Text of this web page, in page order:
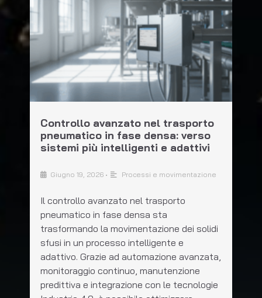
Controllo avanzato nel trasporto
pneumatico in fase densa: verso
sistemi più intelligenti e adattivi
Giugno 19, 2026 • Processi e movimentazione
Il controllo avanzato nel trasporto
pneumatico in fase densa sta
trasformando la movimentazione dei solidi
sfusi in un processo intelligente e
adattivo. Grazie ad automazione avanzata,
monitoraggio continuo, manutenzione
predittiva e integrazione con le tecnologie